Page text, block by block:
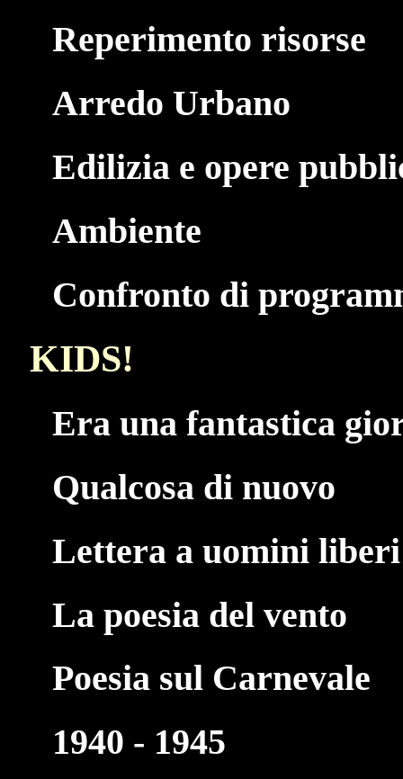
Reperimento risorse
Arredo Urbano
Edilizia e opere
Ambiente
Confronto di
KIDS!
Era una fantastica
Qualcosa di nuovo
Lettera a uomini liberi
La poesia del vento
Poesia sul Carnevale
1940 - 1945